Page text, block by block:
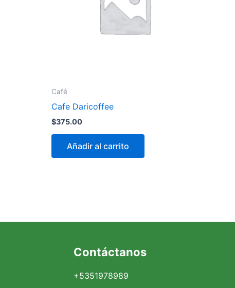
Café
Cafe Daricoffee
$375.00
Añadir al carrito
Contáctanos
+5351978989
Facebook
Instagram
X